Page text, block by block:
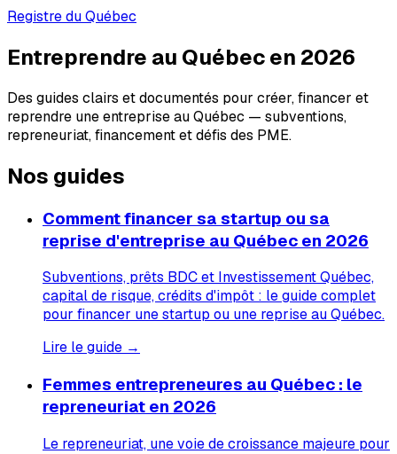
Registre du Québec
Entreprendre au Québec en 2026
Des guides clairs et documentés pour créer, financer et
reprendre une entreprise au Québec — subventions,
repreneuriat, financement et défis des PME.
Nos guides
Comment financer sa startup ou sa
reprise d'entreprise au Québec en 2026
Subventions, prêts BDC et Investissement Québec,
capital de risque, crédits d'impôt : le guide complet
pour financer une startup ou une reprise au Québec.
Lire le guide →
Femmes entrepreneures au Québec : le
repreneuriat en 2026
Le repreneuriat, une voie de croissance majeure pour